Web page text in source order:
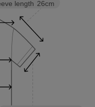
length 26cm